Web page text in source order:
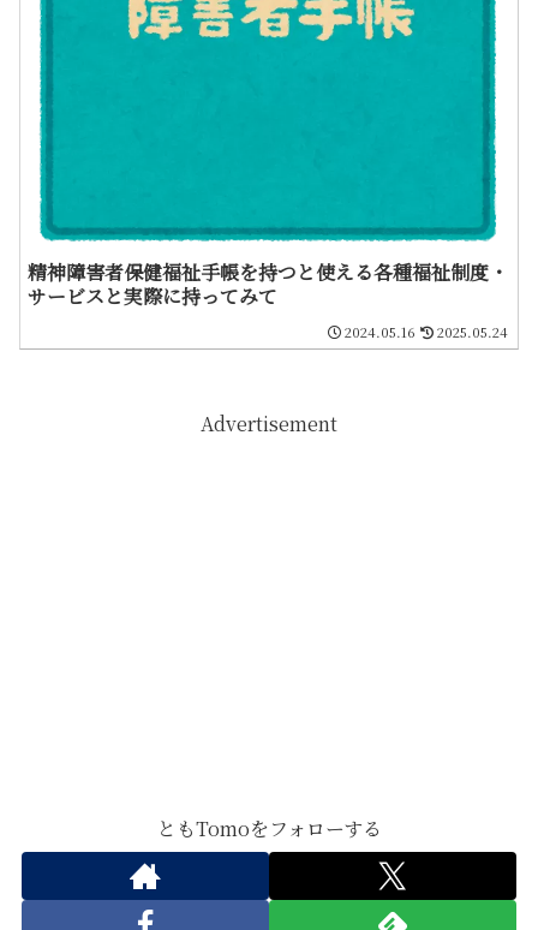
精神障害者保健福祉手帳を持つと使える各種福祉制度・
サービスと実際に持ってみて
2024.05.16 2025.05.24
Advertisement
ともTomoをフォローする